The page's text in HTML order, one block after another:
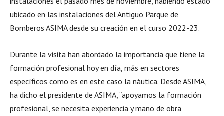
ubicado en las instalaciones del Antiguo Parque de
Bomberos ASIMA desde su creación en el curso 2022-23.
Durante la visita han abordado la importancia que tiene la
formación profesional hoy en día, más en sectores
específicos como es en este caso la náutica. Desde ASIMA,
ha dicho el presidente de ASIMA, “apoyamos la formación
profesional, se necesita experiencia y mano de obra